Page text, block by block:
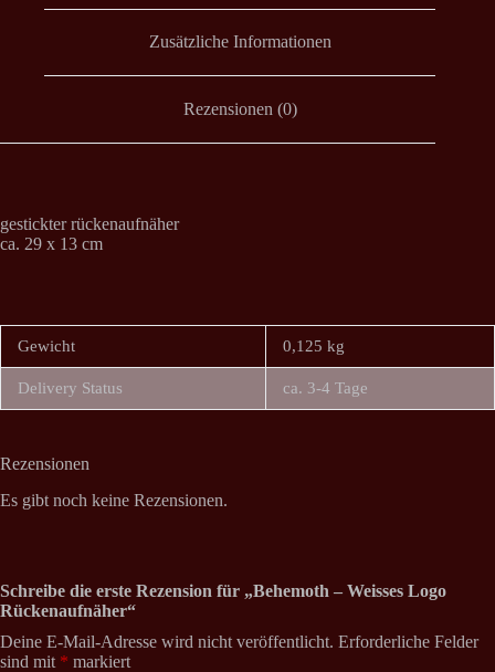
Zusätzliche Informationen
Rezensionen (0)
gestickter rückenaufnäher
ca. 29 x 13 cm
Gewicht 0,125 kg
Delivery Status ca. 3-4 Tage
Rezensionen
Es gibt noch keine Rezensionen.
Schreibe die erste Rezension für „Behemoth – Weisses Logo
Rückenaufnäher“
Deine E-Mail-Adresse wird nicht veröffentlicht. Erforderliche Felder
sind mit * markiert